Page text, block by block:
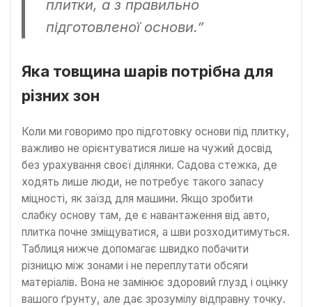
плитки, а з правильно
підготовленої основи.”
Яка товщина шарів потрібна для
різних зон
Коли ми говоримо про підготовку основи під плитку,
важливо не орієнтуватися лише на чужий досвід
без урахування своєї ділянки. Садова стежка, де
ходять лише люди, не потребує такого запасу
міцності, як заїзд для машини. Якщо зробити
слабку основу там, де є навантаження від авто,
плитка почне зміщуватися, а шви розходитимуться.
Таблиця нижче допомагає швидко побачити
різницю між зонами і не переплутати обсяги
матеріалів. Вона не замінює здоровий глузд і оцінку
вашого ґрунту, але дає зрозумілу відправну точку.